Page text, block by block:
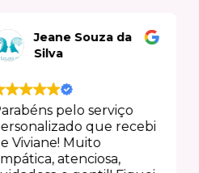
Jeane Souza da
Silva
pelo serviço
que recebi
Muito
atenciosa,